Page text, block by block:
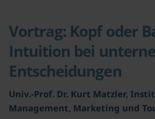
Vortrag: Kopf oder
Intuition bei
Entscheidungen
Univ.-Prof. Dr. Kurt Matzler,
Management, Marketing und